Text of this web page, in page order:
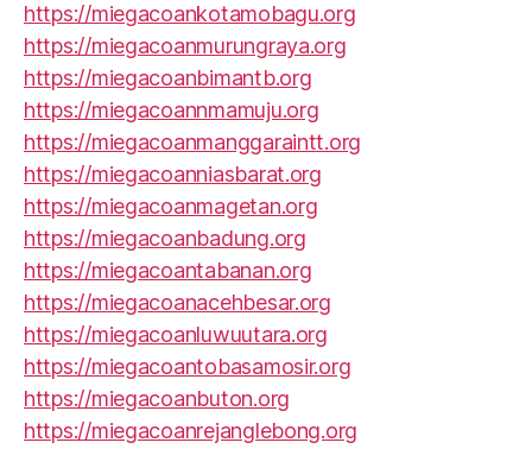
https://miegacoankotamobagu.org
https://miegacoanmurungraya.org
https://miegacoanbimantb.org
https://miegacoannmamuju.org
https://miegacoanmanggaraintt.org
https://miegacoanniasbarat.org
https://miegacoanmagetan.org
https://miegacoanbadung.org
https://miegacoantabanan.org
https://miegacoanacehbesar.org
https://miegacoanluwuutara.org
https://miegacoantobasamosir.org
https://miegacoanbuton.org
https://miegacoanrejanglebong.org